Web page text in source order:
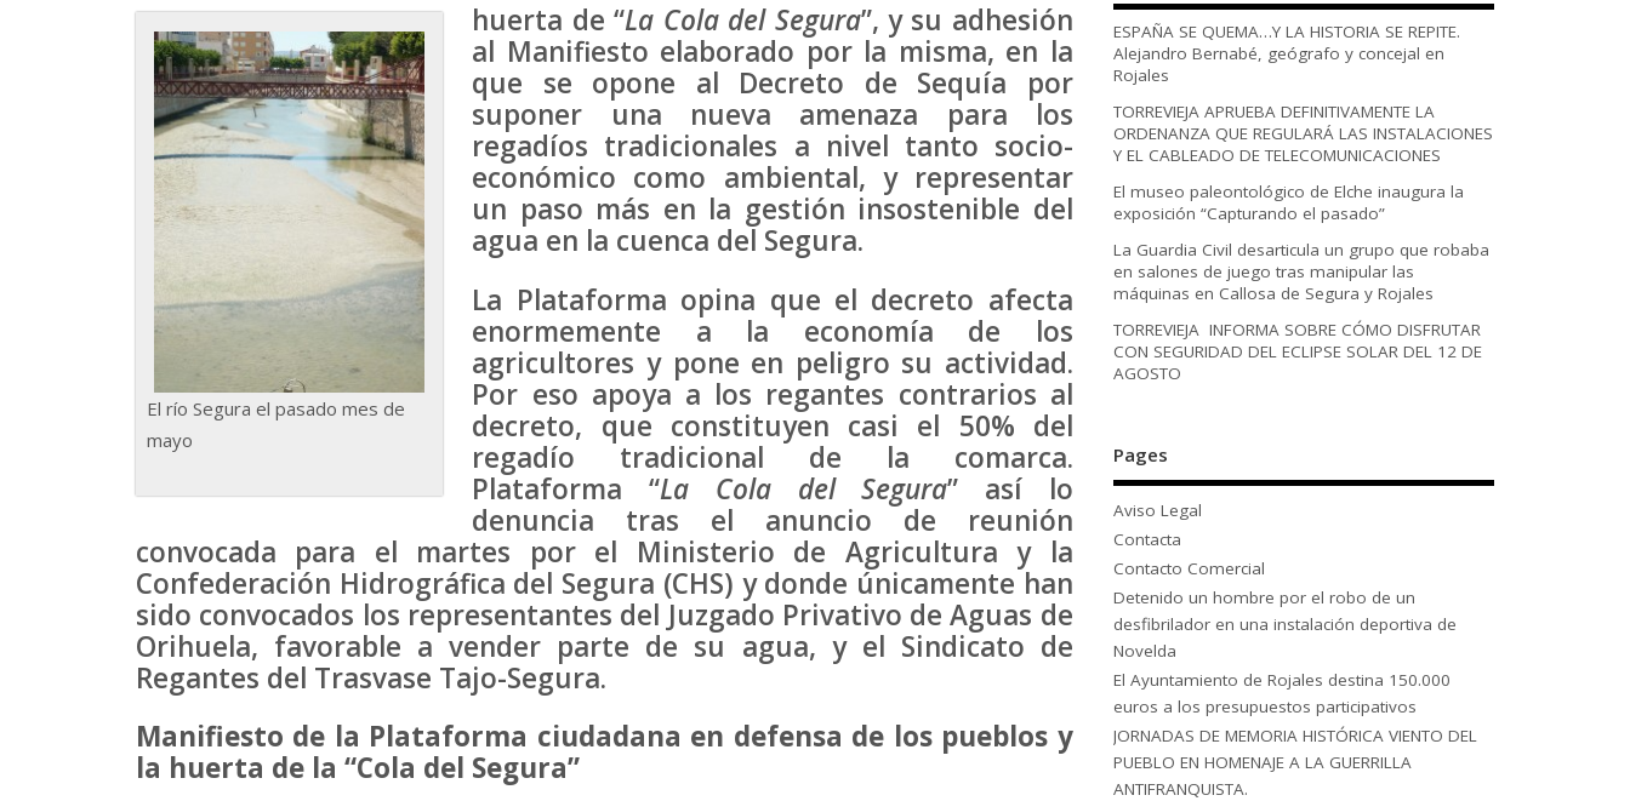
El río Segura el pasado mes de
mayo
huerta de “La Coladel Segura”, y su adhesión
al Manifiesto elaborado por la misma, en la
que se opone al Decreto de Sequía por
suponer una nueva amenaza para los
regadíos tradicionales a nivel tanto socio-
económico como ambiental, y representar
un paso más en la gestión insostenible del
agua en la cuenca del Segura.
La Plataforma opina que el decreto afecta
enormemente a la economía de los
agricultores y pone en peligro su actividad.
Por eso apoya a los regantes contrarios al
decreto, que constituyen casi el 50% del
regadío tradicional de la comarca.
Plataforma “La Coladel Segura” así lo
denuncia tras el anuncio de reunión
convocada para el martes por el Ministerio de Agricultura y la
Confederación Hidrográfica del Segura (CHS) y donde únicamente han
sido convocados los representantes del Juzgado Privativo de Aguas de
Orihuela, favorable a vender parte de su agua, y el Sindicato de
Regantes del Trasvase Tajo-Segura.
Manifiesto de la Plataforma ciudadana en defensa de los pueblos y
la huerta de la “Cola del Segura”
ESPAÑA SE QUEMA…Y LA HISTORIA SE REPITE.
Alejandro Bernabé, geógrafo y concejal en
Rojales
TORREVIEJA APRUEBA DEFINITIVAMENTE LA
ORDENANZA QUE REGULARÁ LAS INSTALACIONES
Y EL CABLEADO DE TELECOMUNICACIONES
El museo paleontológico de Elche inaugura la
exposición “Capturando el pasado”
La Guardia Civil desarticula un grupo que robaba
en salones de juego tras manipular las
máquinas en Callosa de Segura y Rojales
TORREVIEJA INFORMA SOBRE CÓMO DISFRUTAR
CON SEGURIDAD DEL ECLIPSE SOLAR DEL 12 DE
AGOSTO
Pages
Aviso Legal
Contacta
Contacto Comercial
Detenido un hombre por el robo de un
desfibrilador en una instalación deportiva de
Novelda
El Ayuntamiento de Rojales destina 150.000
euros a los presupuestos participativos
JORNADAS DE MEMORIA HISTÓRICA VIENTO DEL
PUEBLO EN HOMENAJE A LA GUERRILLA
ANTIFRANQUISTA.